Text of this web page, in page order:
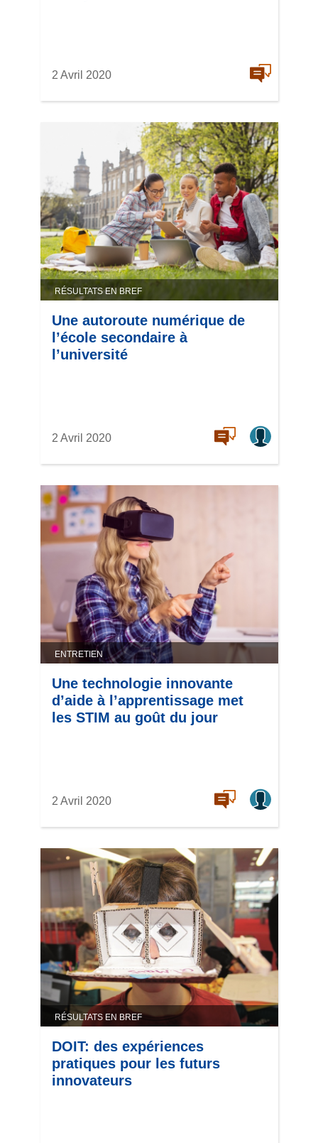
2 Avril 2020
RÉSULTATS EN BREF
Une autoroute numérique de
l’école secondaire à
l’université
2 Avril 2020
ENTRETIEN
Une technologie innovante
d’aide à l’apprentissage met
les STIM au goût du jour
2 Avril 2020
RÉSULTATS EN BREF
DOIT: des expériences
pratiques pour les futurs
innovateurs